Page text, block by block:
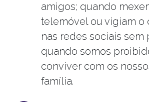
amigos; quando
telemóvel ou vigiam o
nas redes sociais sem
quando somos
conviver com os
família.